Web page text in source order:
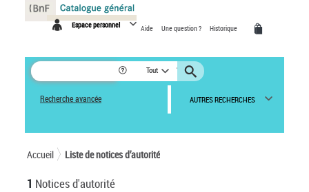
Espace personnel Aide Une question ? Historique
Tout
Recherche avancée AUTRES RECHERCHES
Accueil Liste de notices d’autorité
1 Notices d'autorité
Panneau de gestion des cookies